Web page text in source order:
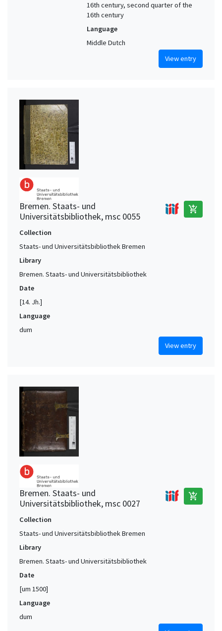
16th century, second quarter of the
16th century
Language
Middle Dutch
View entry
Bremen. Staats- und
Universitätsbibliothek, msc 0055
add_shopping_cart
Collection
Staats- und Universitätsbibliothek Bremen
Library
Bremen. Staats- und Universitätsbibliothek
Date
[14. Jh.]
Language
dum
View entry
Bremen. Staats- und
Universitätsbibliothek, msc 0027
add_shopping_cart
Collection
Staats- und Universitätsbibliothek Bremen
Library
Bremen. Staats- und Universitätsbibliothek
Date
[um 1500]
Language
dum